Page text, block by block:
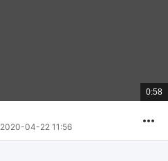
總
共
0:58
2020-04-22 11:56